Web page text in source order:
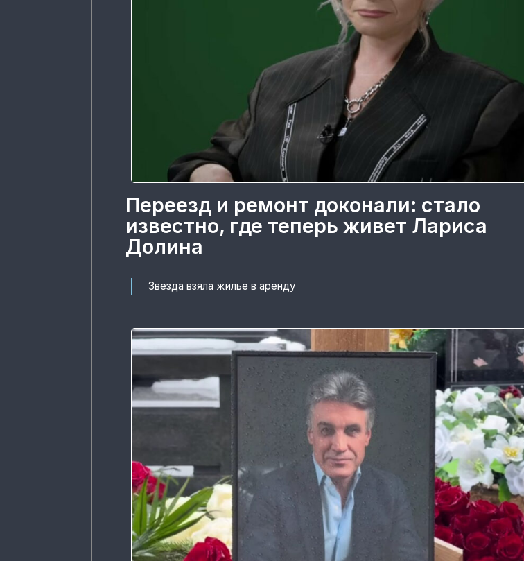
Переезд и ремонт доконали: стало
известно, где теперь живет Лариса
Долина
Звезда взяла жилье в аренду